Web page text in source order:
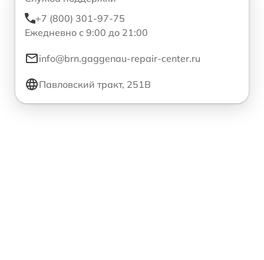
+7 (800) 301-97-75
Ежедневно с 9:00 до 21:00
info@brn.gaggenau-repair-center.ru
Павловский тракт, 251В